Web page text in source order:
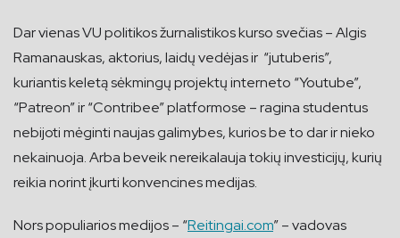
Dar vienas VU politikos žurnalistikos kurso svečias – Algis
Ramanauskas, aktorius, laidų vedėjas ir “jutuberis”,
kuriantis keletą sėkmingų projektų interneto “Youtube”,
“Patreon” ir “Contribee” platformose – ragina studentus
nebijoti mėginti naujas galimybes, kurios be to dar ir nieko
nekainuoja. Arba beveik nereikalauja tokių investicijų, kurių
reikia norint įkurti konvencines medijas.
Nors populiarios medijos – “Reitingai.com” – vadovas